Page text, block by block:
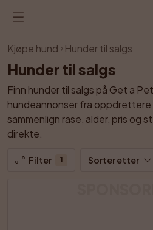
Kjøpe hund Hunder til salgs
Hunder til salgs
Finn hunder til salgs på Get a
hundeannonser fra oppdrettere
sammenlign rase, alder, pris og
direkte.
Filter 1 Sorter etter